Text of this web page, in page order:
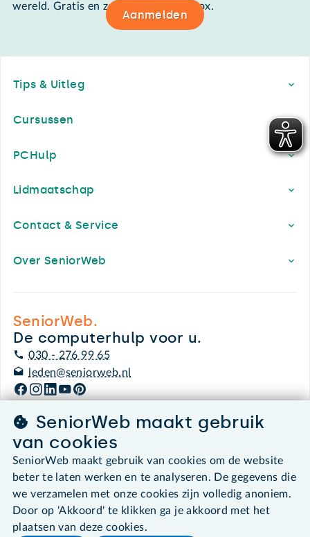
wereld. Gratis en zomaar in de mailbox.
Aanmelden
Tips & Uitleg
Cursussen
PCHulp
Lidmaatschap
Contact & Service
Over SeniorWeb
SeniorWeb.
De computerhulp voor u.
030 - 276 99 65
leden@seniorweb.nl
©2026 SeniorWeb
Algemene voorwaarden
Cookies en cookie-instellingen
Disclaimer
Privacybeleid
SeniorWeb maakt gebruik
van cookies
SeniorWeb maakt gebruik van cookies om de website
beter te laten werken en te analyseren. De gegevens die
we verzamelen met onze cookies zijn volledig anoniem.
Door op 'Akkoord' te klikken ga je akkoord met het
plaatsen van deze cookies.